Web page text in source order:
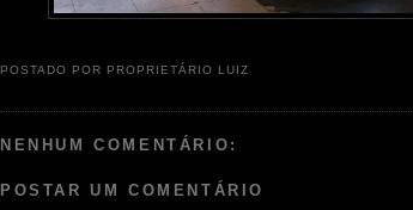
POSTADO POR PROPRIETÁRIO LUIZ
NENHUM COMENTÁRIO:
POSTAR UM COMENTÁRIO